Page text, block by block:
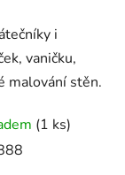
i
vaničku,
malování stěn.
(1 ks)